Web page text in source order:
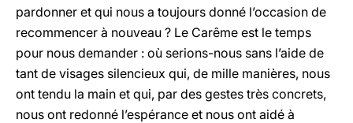
pardonner et qui nous a toujours donné l’occasion de
recommencer à nouveau ? Le Carême est le temps
pour nous demander : où serions-nous sans l’aide de
tant de visages silencieux qui, de mille manières, nous
ont tendu la main et qui, par des gestes très concrets,
nous ont redonné l’espérance et nous ont aidé à